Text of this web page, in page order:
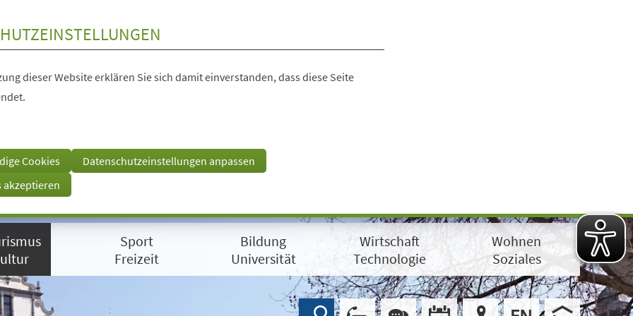
dieser Website erklären Sie sich damit einverstanden, dass diese Seite
Cookies
Datenschutzeinstellungen anpassen
akzeptieren
Sport
Freizeit
Bildung
Universität
Wirtschaft
Technologie
Wohnen
Soziales